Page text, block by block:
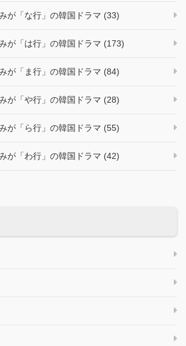
が「な行」の韓国ドラマ (33)
が「は行」の韓国ドラマ (173)
が「ま行」の韓国ドラマ (84)
が「や行」の韓国ドラマ (28)
が「ら行」の韓国ドラマ (55)
が「わ行」の韓国ドラマ (42)